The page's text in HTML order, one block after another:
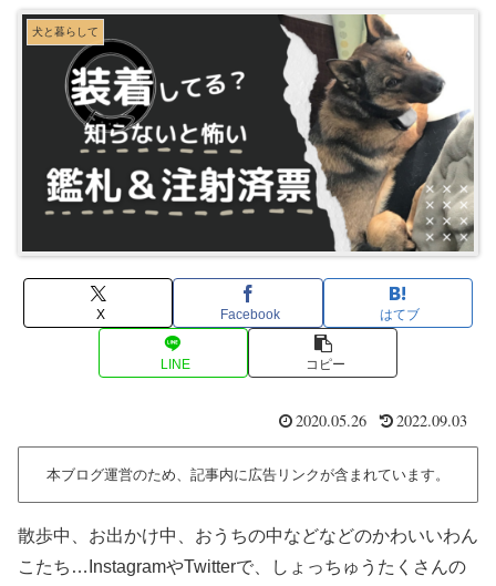
犬と暮らして
X Facebook はてブ
LINE コピー
2020.05.26 2022.09.03
本ブログ運営のため、記事内に広告リンクが含まれています。
散歩中、お出かけ中、おうちの中などなどのかわいいわん
こたち…InstagramやTwitterで、しょっちゅうたくさんの